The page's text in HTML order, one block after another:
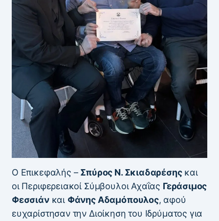
Ο Επικεφαλής – Σπύρος Ν. Σκιαδαρέσηςκαι
οι Περιφερειακοί Σύμβουλοι Αχαΐας Γεράσιμος
Φεσσιάνκαι Φάνης Αδαμόπουλος, αφού
ευχαρίστησαν την Διοίκηση του Ιδρύματος για